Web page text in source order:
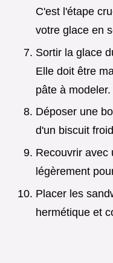
C'est l'étape
votre glace en
Sortir la glace
Elle doit être
pâte à modeler.
Déposer une
d'un biscuit
Recouvrir avec
légèrement
Placer les
hermétique et